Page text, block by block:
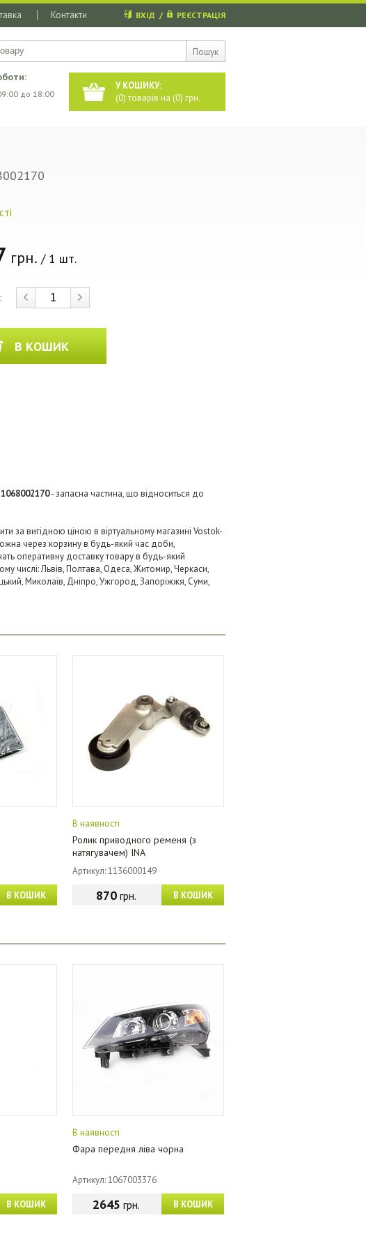
Пошук
Контакти ВХІД / РЕЄСТРАЦІЯ
У КОШИКУ:
(0) товарів на (0) грн.
до 18:00
грн. / 1 шт.
В КОШИК
1068002170- запасна частина, що відноситься до
за вигідною ціною в віртуальному магазині Vostok-
через корзину в будь-який час доби,
оперативну доставку товару в будь-який
числі: Львів, Полтава, Одеса, Житомир, Черкаси,
Миколаїв, Дніпро, Ужгород, Запоріжжя, Суми,
В КОШИК
В наявності
Ролик приводного ременя (з
натягувачем) INA
Артикул: 1136000149
В КОШИК
870грн.
В КОШИК
В наявності
Фара передня ліва чорна
Артикул: 1067003376
В КОШИК
2645 грн.